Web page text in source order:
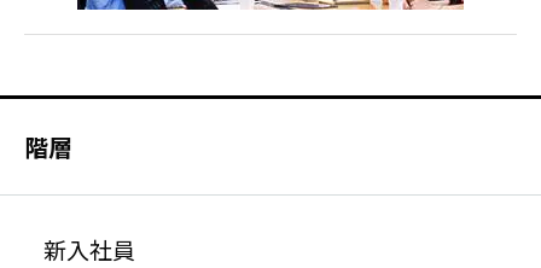
階層
新入社員